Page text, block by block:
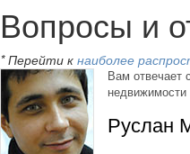
Вопросы и
* Перейти к наиболее
Вам отвечает
недвижимости
Руслан